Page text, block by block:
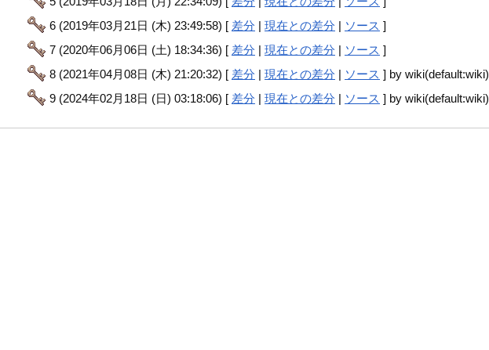
6 (2019年03月21日 (木) 23:49:58) [ 差分 |現在との差分 | ソース ]
7 (2020年06月06日 (土) 18:34:36) [ 差分 |現在との差分 | ソース ]
8 (2021年04月08日 (木) 21:20:32) [ 差分 |現在との差分 | ソース ] by wiki(default:wiki)
9 (2024年02月18日 (日) 03:18:06) [ 差分 |現在との差分 | ソース ] by wiki(default:wiki)